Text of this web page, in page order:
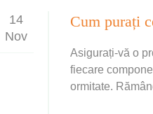
14
Nov
Asigurați-vă o
fiecare
ormitate.